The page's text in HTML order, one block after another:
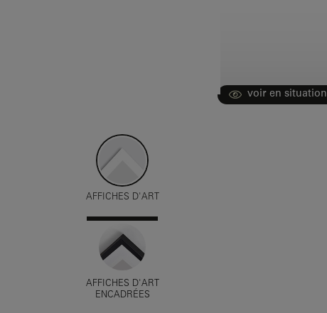
voir en situation
AFFICHES D'ART
AFFICHES D'ART
ENCADRÉES